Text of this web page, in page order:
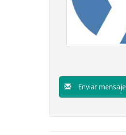
Enviar mensaje